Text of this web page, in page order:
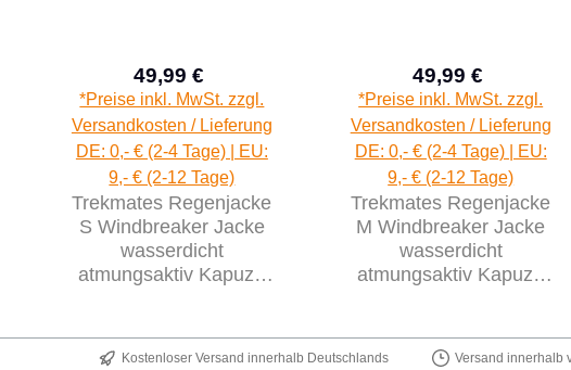
Verkaufspreis:
49,99 €
Regulärer Preis:
*Preise inkl. MwSt. zzgl.
Versandkosten / Lieferung
DE: 0,- € (2-4 Tage) | EU:
9,- € (2-12 Tage)
Trekmates Regenjacke
S Windbreaker Jacke
wasserdicht
atmungsaktiv Kapuze
Verkaufspreis:
49,99 €
Regulärer
*Preise inkl. MwSt. zzgl.
Versandkosten / Lieferung
DE: 0,- € (2-4 Tage) | EU:
9,- € (2-12 Tage)
Trekmates Regenjacke
M Windbreaker Jacke
wasserdicht
atmungsaktiv Kapuze
Kostenloser Versand innerhalb Deutschlands Versand innerhalb